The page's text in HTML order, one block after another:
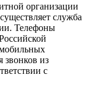
организации
служба
Телефоны
звонков из
с